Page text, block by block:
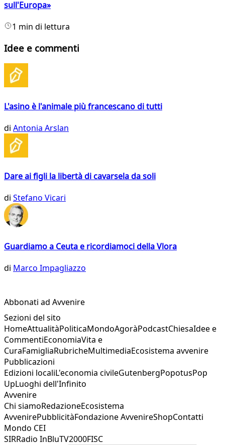
sull'Europa»
1 min di lettura
Idee e commenti
L'asino è l'animale più francescano di tutti
di Antonia Arslan
Dare ai figli la libertà di cavarsela da soli
di Stefano Vicari
Guardiamo a Ceuta e ricordiamoci della Vlora
di Marco Impagliazzo
Abbonati ad Avvenire
Sezioni del sito
HomeAttualitàPoliticaMondoAgoràPodcastChiesaIdee e
CommentiEconomiaVita e
CuraFamigliaRubricheMultimediaEcosistema avvenire
Pubblicazioni
Edizioni localiL'economia civileGutenbergPopotusPop
UpLuoghi dell'Infinito
Avvenire
Chi siamoRedazioneEcosistema
AvvenirePubblicitàFondazione AvvenireShopContatti
Mondo CEI
SIRRadio InBluTV2000FISC